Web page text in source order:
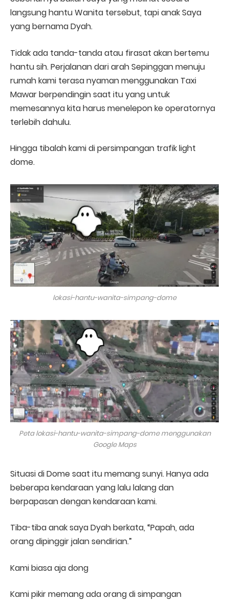
langsung hantu Wanita tersebut, tapi anak Saya
yang bernama Dyah.
Tidak ada tanda-tanda atau firasat akan bertemu
hantu sih. Perjalanan dari arah Sepinggan menuju
rumah kami terasa nyaman menggunakan Taxi
Mawar berpendingin saat itu yang untuk
memesannya kita harus menelepon ke operatornya
terlebih dahulu.
Hingga tibalah kami di persimpangan trafik light
dome.
lokasi-hantu-wanita-simpang-dome
Peta lokasi-hantu-wanita-simpang-dome menggunakan
Google Maps
Situasi di Dome saat itu memang sunyi. Hanya ada
beberapa kendaraan yang lalu lalang dan
berpapasan dengan kendaraan kami.
Tiba-tiba anak saya Dyah berkata, “Papah, ada
orang dipinggir jalan sendirian.”
Kami biasa aja dong
Kami pikir memang ada orang di simpangan